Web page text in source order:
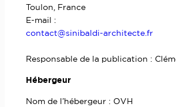
Toulon, France
E-mail :
contact@sinibaldi-architecte.fr
Responsable de la publication :
Hébergeur
Nom de l’hébergeur : OVH